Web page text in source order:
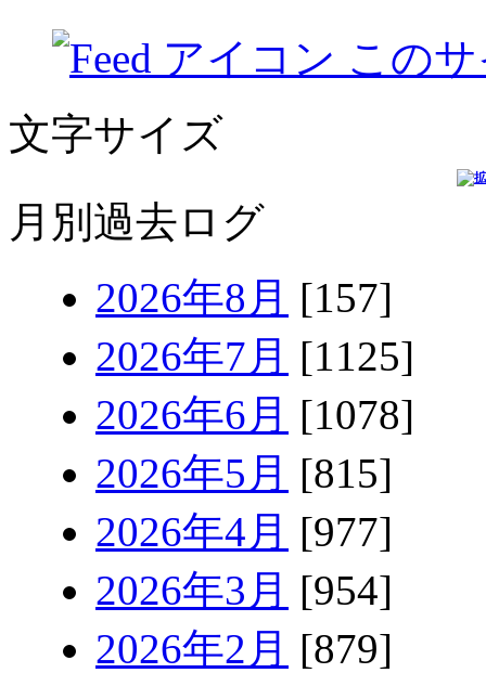
この
文字サイズ
月別過去ログ
2026年8月 [157]
2026年7月 [1125]
2026年6月 [1078]
2026年5月 [815]
2026年4月 [977]
2026年3月 [954]
2026年2月 [879]